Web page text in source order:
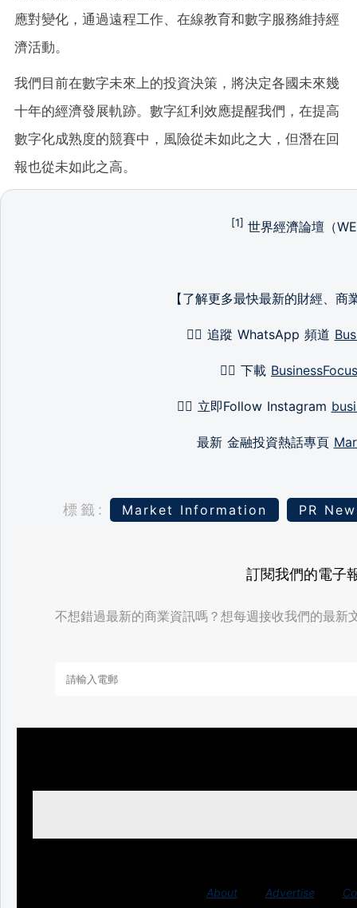
應對變化，通過遠程工作、在線教育和數字服務維持經
濟活動。
我們目前在數字未來上的投資決策，將決定各國未來幾
十年的經濟發展軌跡。數字紅利效應提醒我們，在提高
數字化成熟度的競賽中，風險從未如此之大，但潛在回
報也從未如此之高。
[1] 世界經濟論壇（
【了解更多最快最新的財經、商
👉🏻 追蹤 WhatsApp 頻道
👉🏻 下載
👉🏻 立即Follow Instagram
最新 金融投資熱話專頁
標籤: Market Information PR
訂閱我們的電子
不想錯過最新的商業資訊嗎？想每週接收我們的最新
About Advertise